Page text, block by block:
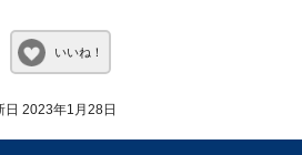
いいね！
2023年1月28日